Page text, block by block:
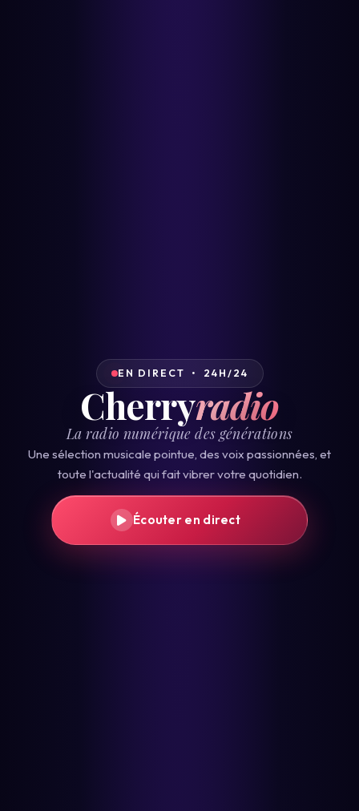
EN DIRECT • 24H/24
Cherryradio
La radio numérique des générations
Une sélection musicale pointue, des voix passionnées, et
toute l'actualité qui fait vibrer votre quotidien.
Écouter en direct